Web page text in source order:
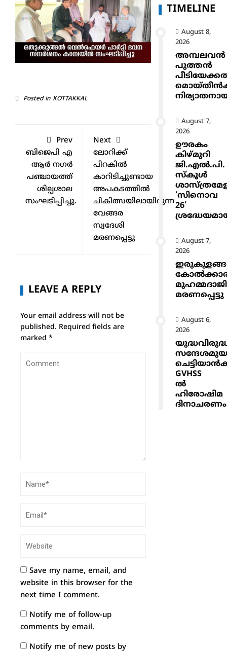
Posted in KOTTAKKAL
Prev
ബിജെപി എ
ആർ നഗർ
പഞ്ചായത്ത്
ശില്പശാല
സംഘടിപ്പിച്ചു.
Next
ലോറിക്ക്
പിറകിൽ
കാറിടിച്ചുണ്ടായ
അപകടത്തിൽ
ചികിത്സയിലായിരുന്ന
വേങ്ങര
സ്വദേശി
മരണപ്പെട്ടു
LEAVE A REPLY
Your email address will not be
published. Required fields are
marked *
Save my name, email, and
website in this browser for the
next time I comment.
Notify me of follow-up
comments by email.
Notify me of new posts by
TIMELINE
August 8,
2026
അമ്പലവൻ
പുത്തൻ
August 7,
2026
ഊരകം
കിഴ്മുറി
ജി.എൽ.പി.
സ്കൂൾ
‘സിനൊവ
26’
August 7,
2026
മുഹമ്മദാജി
മരണപ്പെട്ടു
August 6,
2026
GVHSS
ൽ
ഹിരോഷിമ
ദിനാചരണം